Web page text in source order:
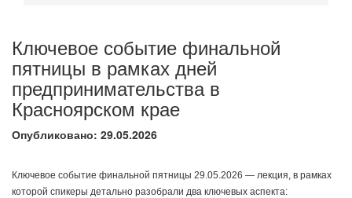
Ключевое событие финальной
пятницы в рамках дней
предпринимательства в
Красноярском крае
Опубликовано: 29.05.2026
Ключевое событие финальной пятницы 29.05.2026 — лекция, в рамках
которой спикеры детально разобрали два ключевых аспекта: